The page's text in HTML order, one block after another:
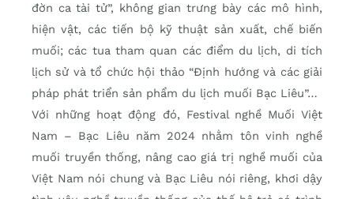
đờn ca tài tử”, không gian trưng bày các mô hình,
hiện vật, các tiến bộ kỹ thuật sản xuất, chế biến
muối; các tua tham quan các điểm du lịch, di tích
lịch sử và tổ chức hội thảo “Định hướng và các giải
pháp phát triển sản phẩm du lịch muối Bạc Liêu”…
Với những hoạt động đó, Festival nghề Muối Việt
Nam – Bạc Liêu năm 2024 nhằm tôn vinh nghề
muối truyền thống, nâng cao giá trị nghề muối của
Việt Nam nói chung và Bạc Liêu nói riêng, khơi dậy